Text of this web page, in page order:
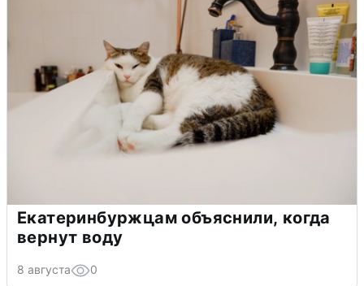
Екатеринбуржцам объяснили, когда
вернут воду
8 августа 0